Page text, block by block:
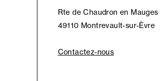
Rte de Chaudron en Mauges
49110 Montrevault-sur-Èvre
Contactez-nous